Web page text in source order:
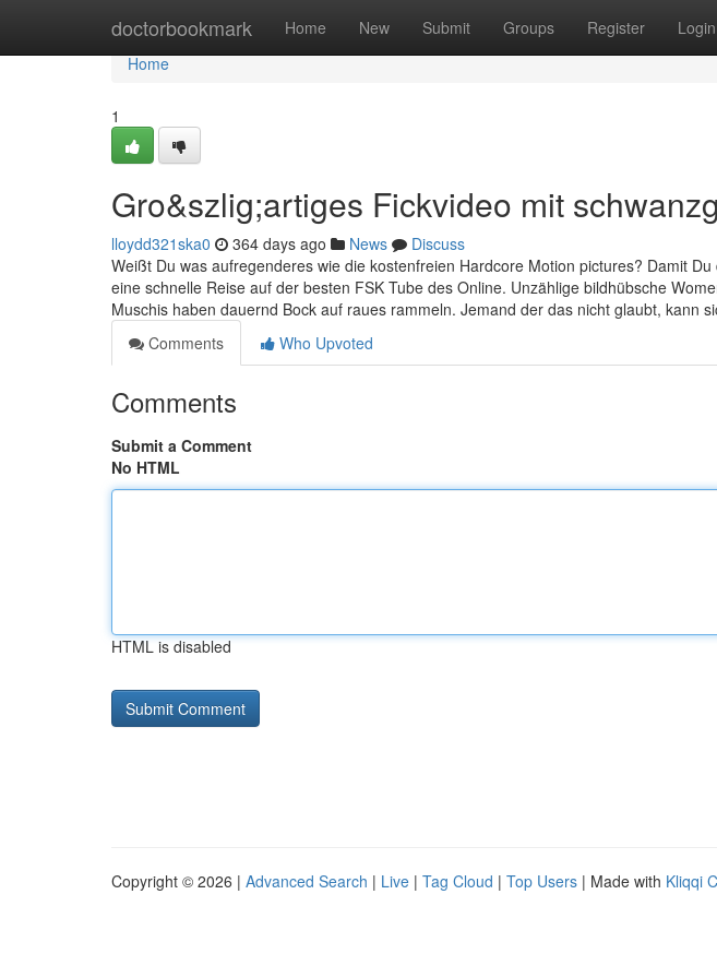
doctorbookmark Home New Submit Groups Register Login
Home
Home
1
Gro&szlig;artiges Fickvideo mit
lloydd321ska0 364 days ago News
Discuss
Weißt Du was aufregenderes wie die kostenfreien Hardcore Motion pictures? Damit
eine schnelle Reise auf der besten FSK Tube des Online. Unzählige bildhübsche
Muschis haben dauernd Bock auf raues rammeln. Jemand der das nicht glaubt, kann
Comments
Who Upvoted
Comments
Submit a Comment
No HTML
HTML is disabled
Copyright © 2026 | Advanced Search | Live | Tag Cloud | Top Users | Made with Kliqqi